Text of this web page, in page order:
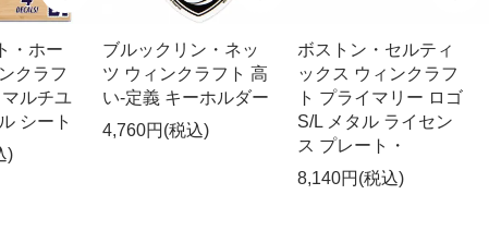
・ホー
クラフ
マルチユ
シート
)
ブルックリン・ネッ
ツ ウィンクラフト 高
い-定義 キーホルダー
4,760円(税込)
ボストン・セルティ
ックス ウィンクラフ
ト プライマリー ロゴ
S/L メタル ライセン
ス プレート・
8,140円(税込)